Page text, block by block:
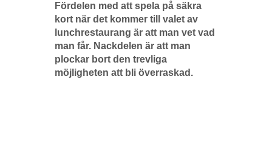
Fördelen med att spela på säkra
kort när det kommer till valet av
lunchrestaurang är att man vet vad
man får. Nackdelen är att man
plockar bort den trevliga
möjligheten att bli överraskad.